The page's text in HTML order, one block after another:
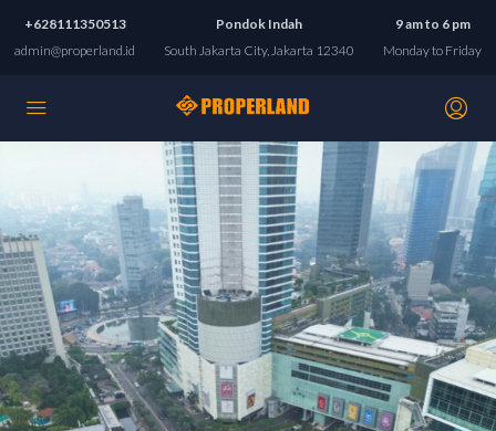
+628111350513
admin@properland.id
Pondok Indah
South Jakarta City, Jakarta 12340
9 am to 6 pm
Monday to Friday